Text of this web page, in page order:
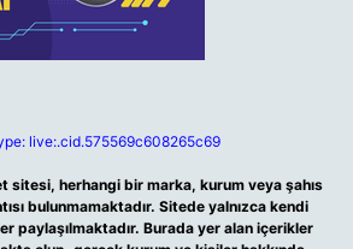
live:.cid.575569c608265c69
sitesi, herhangi bir marka, kurum veya şahıs
bulunmamaktadır. Sitede yalnızca kendi
paylaşılmaktadır. Burada yer alan içerikler